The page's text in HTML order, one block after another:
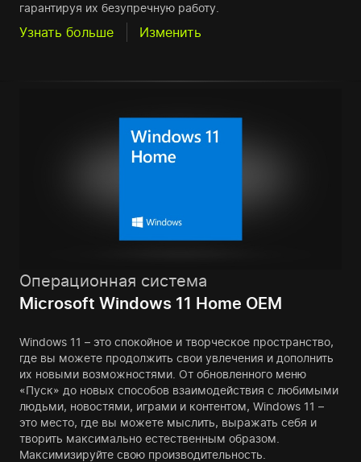
гарантируя их безупречную работу.
Узнать больше Изменить
Операционная система
Microsoft Windows 11 Home OEM
Windows 11 – это спокойное и творческое пространство,
где вы можете продолжить свои увлечения и дополнить
их новыми возможностями. От обновленного меню
«Пуск» до новых способов взаимодействия с любимыми
людьми, новостями, играми и контентом, Windows 11 –
это место, где вы можете мыслить, выражать себя и
творить максимально естественным образом.
Максимизируйте свою производительность.